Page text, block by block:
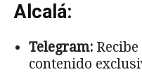
Alcalá:
Telegram:
contenido